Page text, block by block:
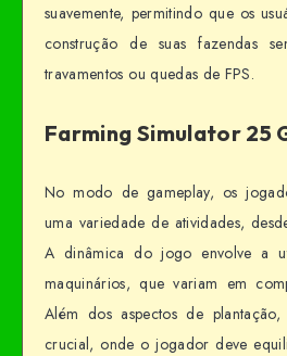
suavemente, permitindo que os
construção de suas fazendas
travamentos ou quedas de FPS.
Farming Simulator 25
No modo de gameplay, os
uma variedade de atividades,
A dinâmica do jogo envolve a
maquinários, que variam em
Além dos aspectos de
crucial, onde o jogador deve